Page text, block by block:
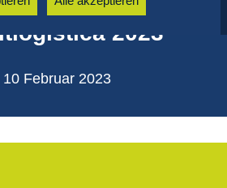
2023
Februar 2023